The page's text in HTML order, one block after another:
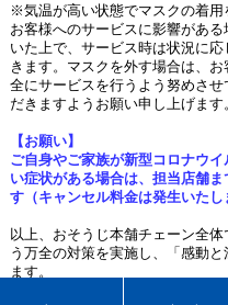
※気温が高い状態でマスクの着用
お客様へのサービスに影響があ
いた上で、サービス時は状況に
きます。マスクを外す場合は、
全にサービスを行うよう努めさ
だきますようお願い申し上げます
【お願い】
ご自身やご家族が新型コロナウ
い症状がある場合は、担当店舗
す（キャンセル料金は発生いたし
以上、おそうじ本舗チェーン全
う万全の対策を実施し、「感動
ます。